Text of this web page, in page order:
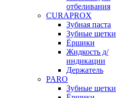
отбеливания
CURAPROX
Зубная паста
Зубные щетки
Ёршики
Жидкость д/
индикации
Держатель
PARO
Зубные щетки